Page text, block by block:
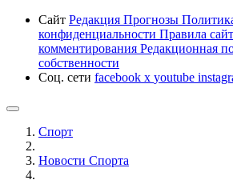
Сайт Редакция Прогнозы
конфиденциальности Правила
комментирования Редакционная
собственности
Соц. сети facebook x youtube
Спорт
Новости Cпорта